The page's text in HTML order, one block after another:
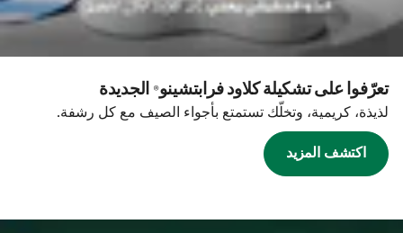
تعرّفوا على تشكيلة كلاود فرابتشينو® الجديدة
لذيذة، كريمية، وتخلّك تستمتع بأجواء الصيف مع كل رشفة.
اكتشف المزيد